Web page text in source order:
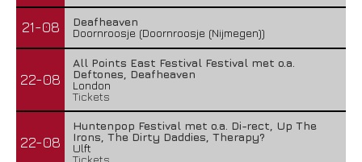
21-08
Deafheaven
Doornroosje (Doornroosje (Nijmegen))
22-08
All Points East Festival Festival met o.a.
Deftones, Deafheaven
London
Tickets
22-08
Huntenpop Festival met o.a. Di-rect, Up The
Irons, The Dirty Daddies, Therapy?
Ulft
Tickets